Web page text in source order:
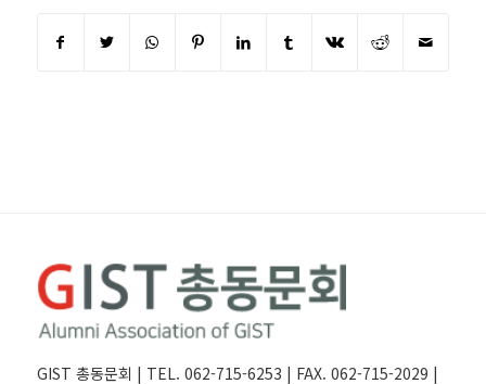
GIST 총동문회 | TEL. 062-715-6253 | FAX. 062-715-2029 |